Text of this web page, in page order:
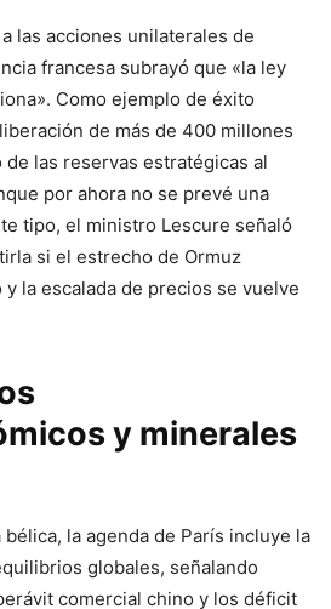
las acciones unilaterales de
francesa subrayó que «la ley
Como ejemplo de éxito
de más de 400 millones
las reservas estratégicas al
por ahora no se prevé una
tipo, el ministro Lescure señaló
si el estrecho de Ormuz
la escalada de precios se vuelve
y minerales
la agenda de París incluye la
globales, señalando
comercial chino y los déficit